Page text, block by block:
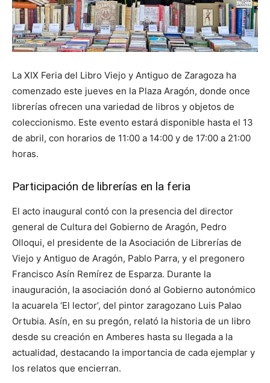
La XIX Feria del Libro Viejo y Antiguo de Zaragoza ha
comenzado este jueves en la Plaza Aragón, donde once
librerías ofrecen una variedad de libros y objetos de
coleccionismo. Este evento estará disponible hasta el 13
de abril, con horarios de 11:00 a 14:00 y de 17:00 a 21:00
horas.
Participación de librerías en la feria
El acto inaugural contó con la presencia del director
general de Cultura del Gobierno de Aragón, Pedro
Olloqui, el presidente de la Asociación de Librerías de
Viejo y Antiguo de Aragón, Pablo Parra, y el pregonero
Francisco Asín Remírez de Esparza. Durante la
inauguración, la asociación donó al Gobierno autonómico
la acuarela ‘El lector’, del pintor zaragozano Luis Palao
Ortubia. Asín, en su pregón, relató la historia de un libro
desde su creación en Amberes hasta su llegada a la
actualidad, destacando la importancia de cada ejemplar y
los relatos que encierran.